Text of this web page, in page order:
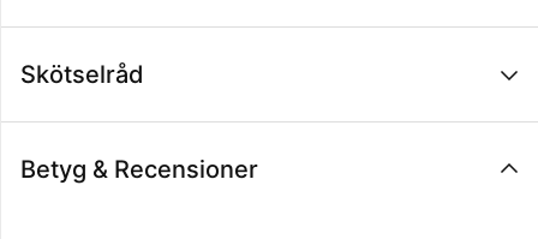
Skötselråd
Betyg & Recensioner